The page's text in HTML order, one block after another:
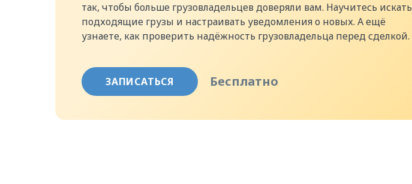
так, чтобы больше грузовладельцев доверяли вам. Научитесь искать
подходящие грузы и настраивать уведомления о новых. А ещё
узнаете, как проверить надёжность грузовладельца перед сделкой.
ЗАПИСАТЬСЯ Бесплатно